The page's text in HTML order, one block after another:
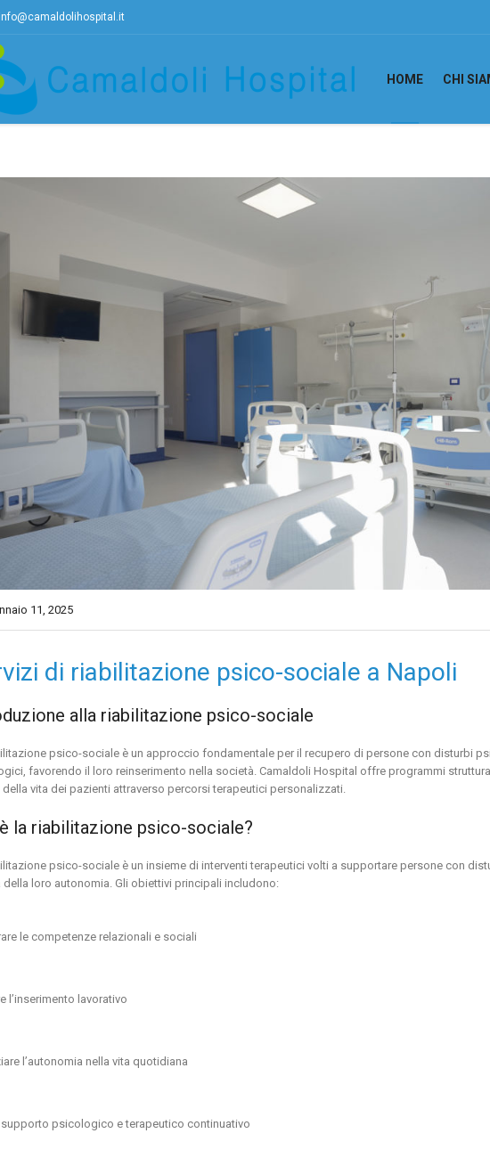
HOME CHI
11, 2025
di riabilitazione psico-sociale a Napoli
alla riabilitazione psico-sociale
psico-sociale è un approccio fondamentale per il recupero di persone con disturbi
favorendo il loro reinserimento nella società. Camaldoli Hospital offre programmi
della vita dei pazienti attraverso percorsi terapeutici personalizzati.
la riabilitazione psico-sociale?
psico-sociale è un insieme di interventi terapeutici volti a supportare persone con
della loro autonomia. Gli obiettivi principali includono:
le competenze relazionali e sociali
l’inserimento lavorativo
l’autonomia nella vita quotidiana
psicologico e terapeutico continuativo